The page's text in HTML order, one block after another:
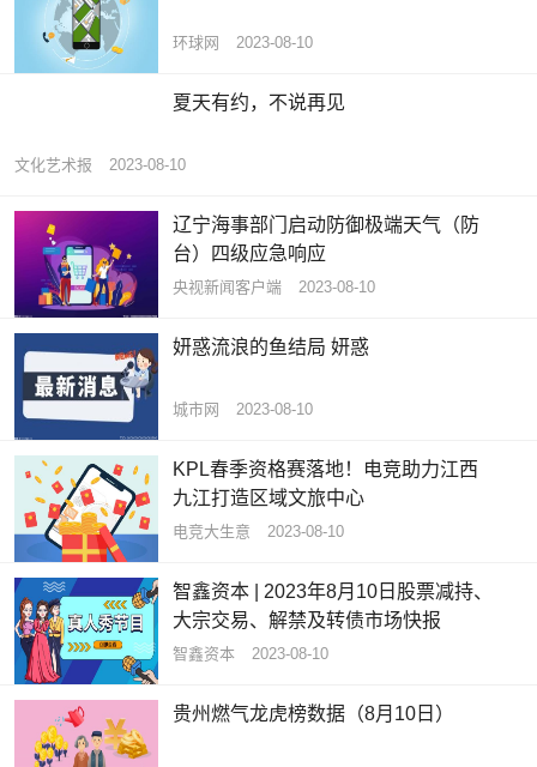
环球网 2023-08-10
夏天有约，不说再见
文化艺术报 2023-08-10
辽宁海事部门启动防御极端天气（防
台）四级应急响应
央视新闻客户端 2023-08-10
妍惑流浪的鱼结局 妍惑
城市网 2023-08-10
KPL春季资格赛落地！电竞助力江西
九江打造区域文旅中心
电竞大生意 2023-08-10
智鑫资本 | 2023年8月10日股票减持、
大宗交易、解禁及转债市场快报
智鑫资本 2023-08-10
贵州燃气龙虎榜数据（8月10日）